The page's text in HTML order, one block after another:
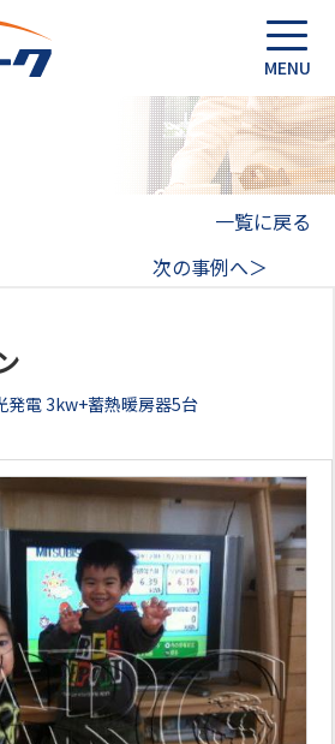
一覧に戻る
次の事例へ＞
電 3kw+蓄熱暖房器5台